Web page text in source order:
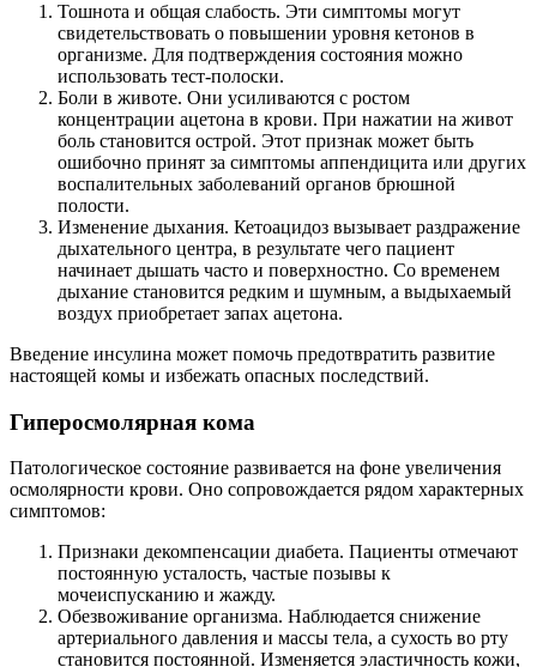
Тошнота и общая слабость. Эти симптомы могут
свидетельствовать о повышении уровня кетонов в
организме. Для подтверждения состояния можно
использовать тест-полоски.
Боли в животе. Они усиливаются с ростом
концентрации ацетона в крови. При нажатии на живот
боль становится острой. Этот признак может быть
ошибочно принят за симптомы аппендицита или других
воспалительных заболеваний органов брюшной
полости.
Изменение дыхания. Кетоацидоз вызывает раздражение
дыхательного центра, в результате чего пациент
начинает дышать часто и поверхностно. Со временем
дыхание становится редким и шумным, а выдыхаемый
воздух приобретает запах ацетона.
Введение инсулина может помочь предотвратить развитие
настоящей комы и избежать опасных последствий.
Гиперосмолярная кома
Патологическое состояние развивается на фоне увеличения
осмолярности крови. Оно сопровождается рядом характерных
симптомов:
Признаки декомпенсации диабета. Пациенты отмечают
постоянную усталость, частые позывы к
мочеиспусканию и жажду.
Обезвоживание организма. Наблюдается снижение
артериального давления и массы тела, а сухость во рту
становится постоянной. Изменяется эластичность кожи,